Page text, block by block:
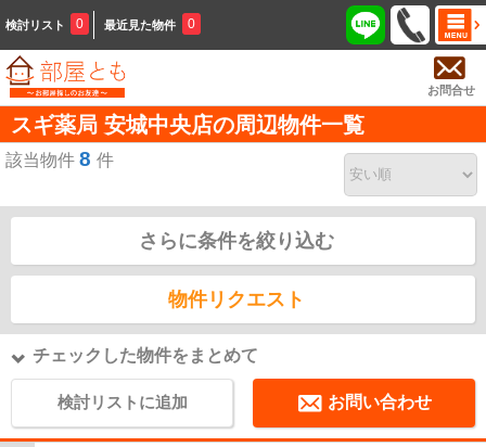
検討リスト 0 最近見た物件 0
お問合せ
スギ薬局 安城中央店の周辺物件一覧
該当物件 8 件
さらに条件を絞り込む
物件リクエスト
チェックした物件をまとめて
検討リストに追加 お問い合わせ